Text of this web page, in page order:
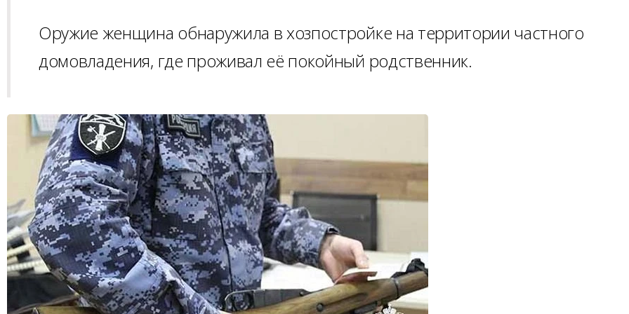
Оружие женщина обнаружила в хозпостройке на территории частного
домовладения, где проживал её покойный родственник.